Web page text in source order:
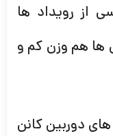
از رویداد ها
ها هم وزن کم و
دوربین کانن